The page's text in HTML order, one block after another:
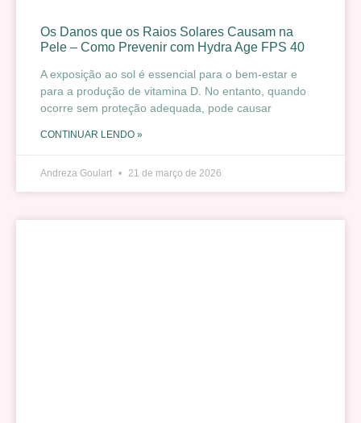
Os Danos que os Raios Solares Causam na
Pele – Como Prevenir com Hydra Age FPS 40
A exposição ao sol é essencial para o bem-estar e
para a produção de vitamina D. No entanto, quando
ocorre sem proteção adequada, pode causar
CONTINUAR LENDO »
Andreza Goulart 21 de março de 2026